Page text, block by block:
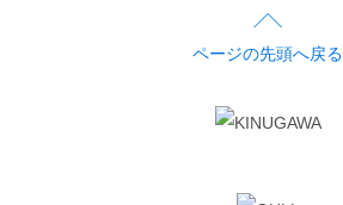
ページの先頭へ戻る